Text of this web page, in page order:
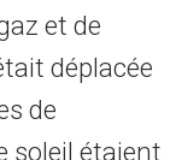
et de
déplacée
de
soleil étaient